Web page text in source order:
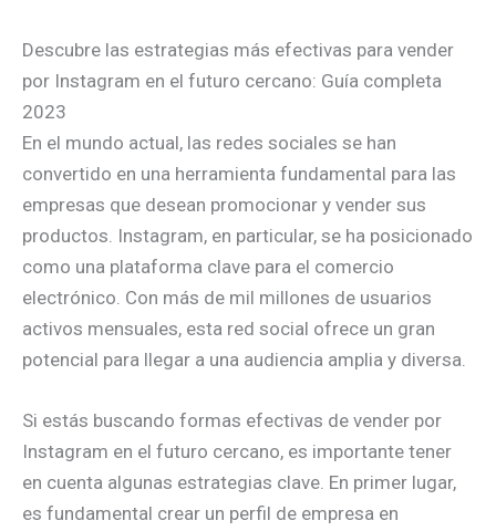
Descubre las estrategias más efectivas para vender
por Instagram en el futuro cercano: Guía completa
2023
En el mundo actual, las redes sociales se han
convertido en una herramienta fundamental para las
empresas que desean promocionar y vender sus
productos. Instagram, en particular, se ha posicionado
como una plataforma clave para el comercio
electrónico. Con más de mil millones de usuarios
activos mensuales, esta red social ofrece un gran
potencial para llegar a una audiencia amplia y diversa.
Si estás buscando formas efectivas de vender por
Instagram en el futuro cercano, es importante tener
en cuenta algunas estrategias clave. En primer lugar,
es fundamental crear un perfil de empresa en